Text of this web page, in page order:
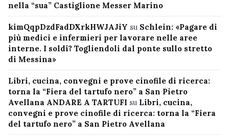
nella “sua” Castiglione Messer Marino
kimQqpDzdFadDXrkHWJAJiY su Schlein: «Pagare di
più medici e infermieri per lavorare nelle aree
interne. I soldi? Togliendoli dal ponte sullo stretto
di Messina»
Libri, cucina, convegni e prove cinofile di ricerca:
torna la “Fiera del tartufo nero” a San Pietro
Avellana ANDARE A TARTUFI su Libri, cucina,
convegni e prove cinofile di ricerca: torna la “Fiera
del tartufo nero” a San Pietro Avellana